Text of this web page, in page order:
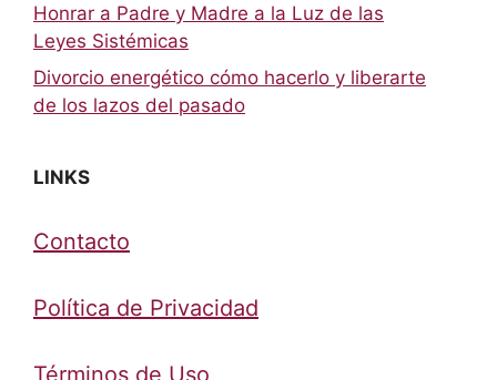
Honrar a Padre y Madre a la Luz de las
Leyes Sistémicas
Divorcio energético cómo hacerlo y liberarte
de los lazos del pasado
LINKS
Contacto
Política de Privacidad
Términos de Uso